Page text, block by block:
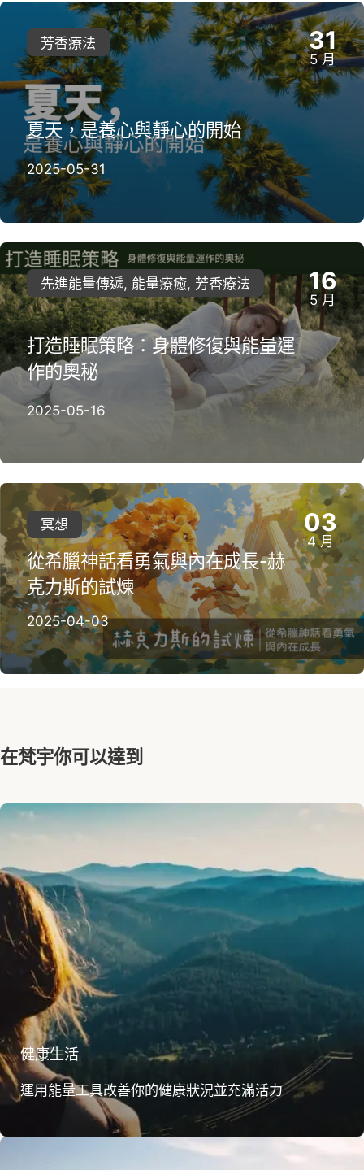
芳香療法 31
5 月
夏天，是養心與靜心的開始
2025-05-31
先進能量傳遞, 能量療癒, 芳香療法 16
5 月
打造睡眠策略：身體修復與能量運
作的奧秘
2025-05-16
冥想 03
4 月
從希臘神話看勇氣與內在成長-赫
克力斯的試煉
2025-04-03
在梵宇你可以達到
健康生活
運用能量工具改善你的健康狀況並充滿活力